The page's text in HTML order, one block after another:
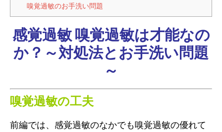
嗅覚過敏のお手洗い問題
感覚過敏 嗅覚過敏は才能なの
か？～対処法とお手洗い問題
～
嗅覚過敏の工夫
前編では、感覚過敏のなかでも嗅覚過敏の優れて